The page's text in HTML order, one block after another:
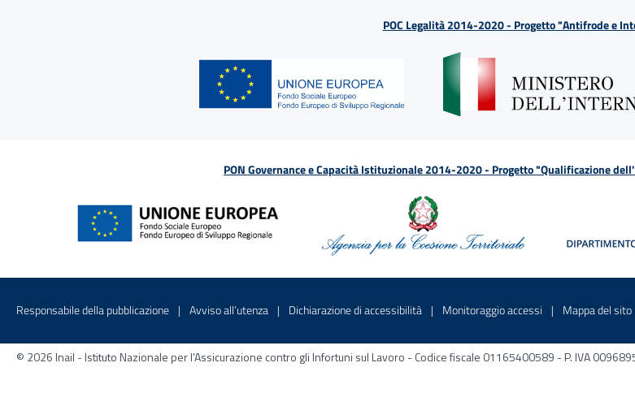
POC Legalità 2014-2020 - Progetto "Antifrode e
PON Governance e Capacità Istituzionale 2014-2020 - Progetto "Qualificazione
Menu di servizio
Responsabile della pubblicazione Sito interno - Apre in una nuova finestra
Avviso all’utenza Sito interno - Apre in una nuova finestra
Dichiarazione di accessibilità Sito interno - Apre in una nuova finestra
Monitoraggio accessi Sito interno -
Mappa del sito
© 2026 Inail - Istituto Nazionale per l'Assicurazione contro gli Infortuni sul Lavoro - Codice fiscale 01165400589 - P. IVA